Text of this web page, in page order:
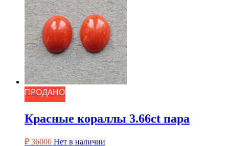
ПРОДАНО
Красные кораллы 3.66ct пара
₽ 36000 Нет в наличии